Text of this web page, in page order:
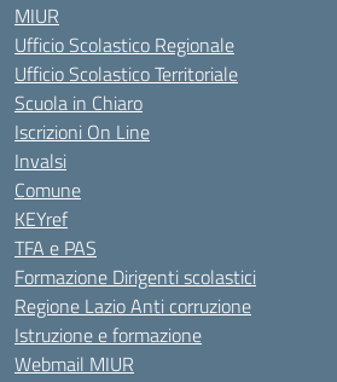
MIUR
Ufficio Scolastico Regionale
Ufficio Scolastico Territoriale
Scuola in Chiaro
Iscrizioni On Line
Invalsi
Comune
KEYref
TFA e PAS
Formazione Dirigenti scolastici
Regione Lazio Anti corruzione
Istruzione e formazione
Webmail MIUR